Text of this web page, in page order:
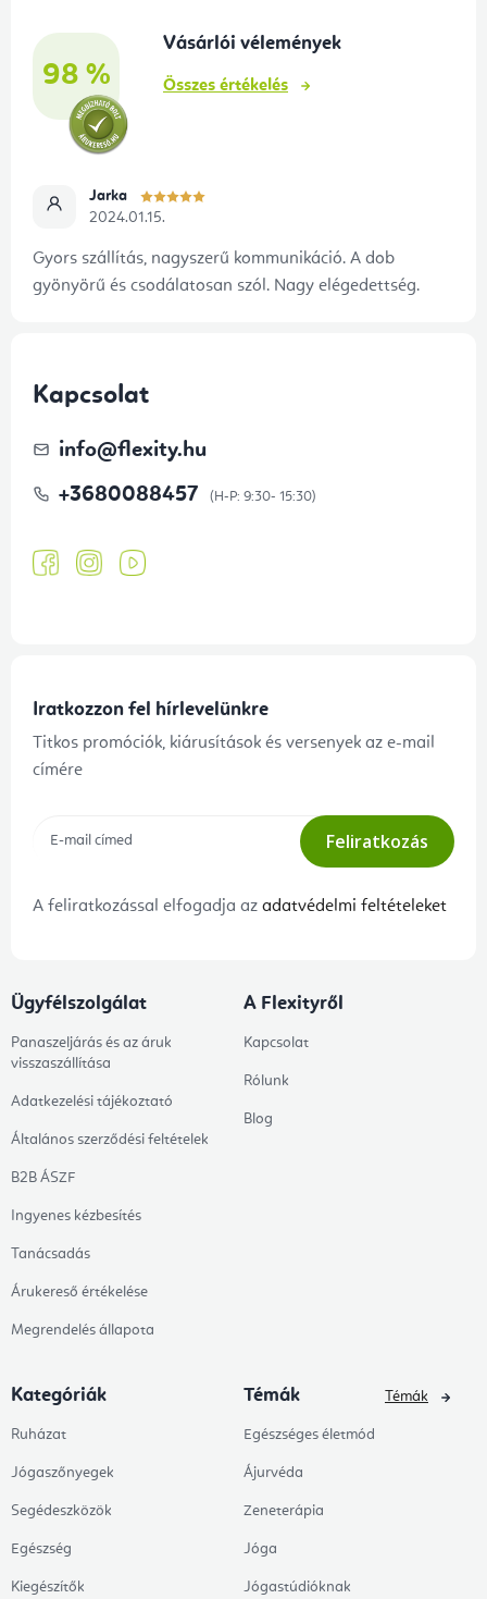
e
m
98 %
Vásárlói vélemények
Összes értékelés
Jarka
2024.01.15.
Gyors szállítás, nagyszerű kommunikáció. A dob
gyönyörű és csodálatosan szól. Nagy elégedettség.
Kapcsolat
info@flexity.hu
+3680088457
Iratkozzon fel hírlevelünkre
Titkos promóciók, kiárusítások és versenyek az e-mail
címére
Feliratkozás
A feliratkozással elfogadja az adatvédelmi feltételeket
Ügyfélszolgálat
Panaszeljárás és az áruk
visszaszállítása
Adatkezelési tájékoztató
Általános szerződési feltételek
B2B ÁSZF
Ingyenes kézbesítés
Tanácsadás
Árukereső értékelése
Megrendelés állapota
A Flexityről
Kapcsolat
Rólunk
Blog
Kategóriák
Ruházat
Jógaszőnyegek
Segédeszközök
Egészség
Kiegészítők
Témák
Egészséges életmód
Ájurvéda
Zeneterápia
Jóga
Jógastúdióknak
Témák